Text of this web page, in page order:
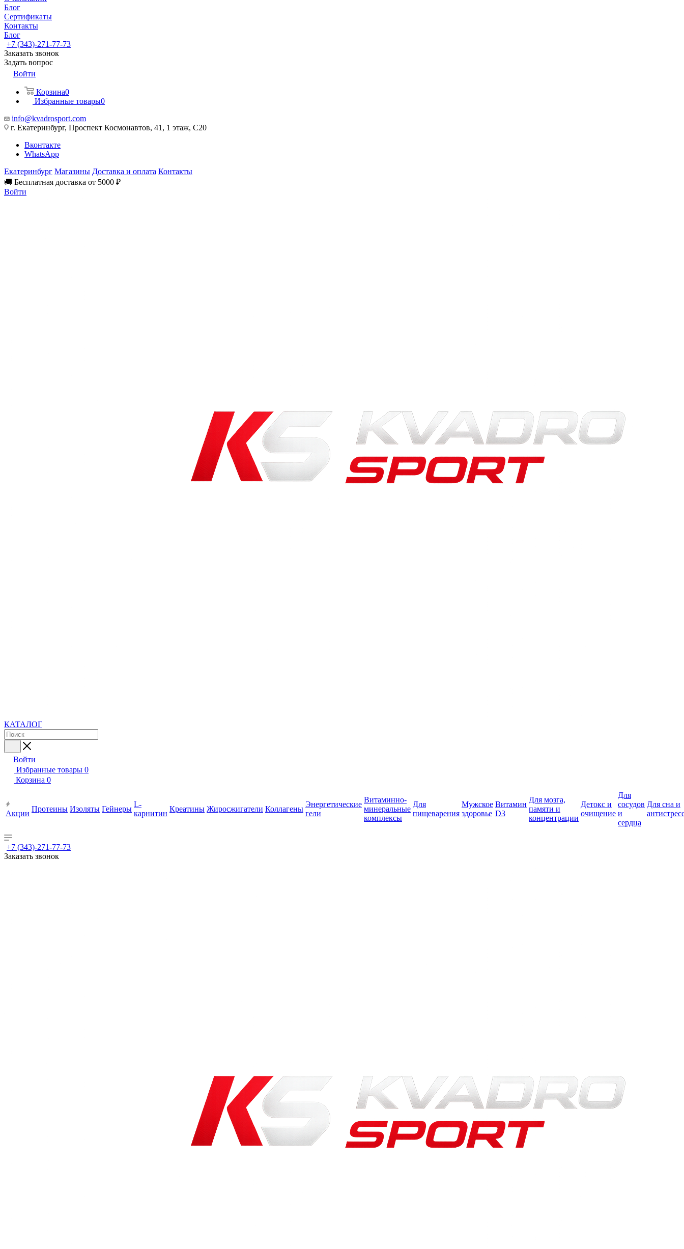
Блог
Сертификаты
Контакты
Блог
+7 (343)-271-77-73
Заказать звонок
Задать вопрос
Войти
Корзина0
Избранные товары0
info@kvadrosport.com
г. Екатеринбург, Проспект Космонавтов, 41, 1 этаж, С20
Вконтакте
WhatsApp
Екатеринбург Магазины Доставка и оплата Контакты
🚚 Бесплатная доставка от 5000 ₽
Войти
КАТАЛОГ
Войти
Избранные товары 0
Корзина 0
Акции
Протеины Изоляты Гейнеры
L-
карнитин
Креатины Жиросжигатели Коллагены
Энергетические
гели
Витаминно-
минеральные
комплексы
Для
пищеварения
Мужское
здоровье
Витамин
D3
Для мозга,
памяти и
концентрации
Детокс и
очищение
Для
сосудов
и
сердца
Для сна и
+7 (343)-271-77-73
Заказать звонок